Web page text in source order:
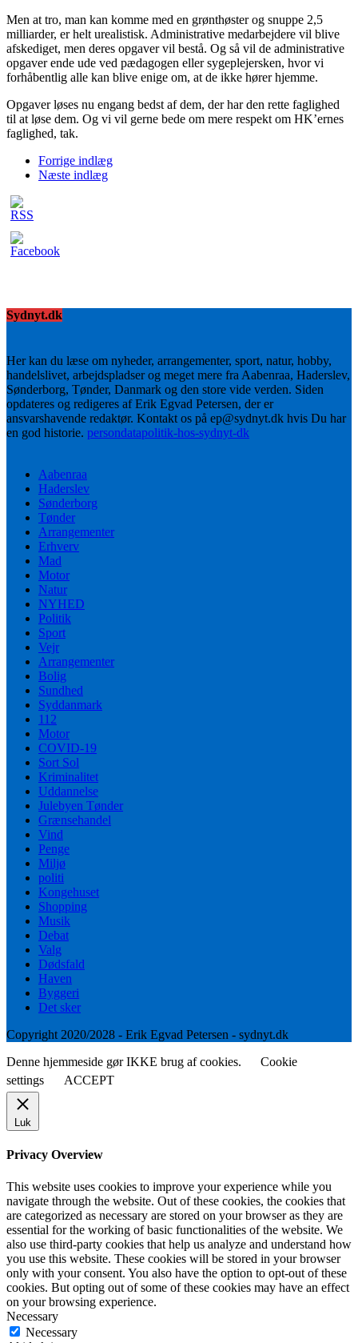
Men at tro, man kan komme med en grønthøster og snuppe 2,5
milliarder, er helt urealistisk. Administrative medarbejdere vil blive
afskediget, men deres opgaver vil bestå. Og så vil de administrative
opgaver ende ude ved pædagogen eller sygeplejersken, hvor vi
forhåbentlig alle kan blive enige om, at de ikke hører hjemme.
Opgaver løses nu engang bedst af dem, der har den rette faglighed
til at løse dem. Og vi vil gerne bede om mere respekt om HK’ernes
faglighed, tak.
Forrige indlæg
Næste indlæg
Sydnyt.dk
Her kan du læse om nyheder, arrangementer, sport, natur, hobby,
handelslivet, arbejdspladser og meget mere fra Aabenraa, Haderslev,
Sønderborg, Tønder, Danmark og den store vide verden. Siden
opdateres og redigeres af Erik Egvad Petersen, der er
ansvarshavende redaktør. Kontakt os på ep@sydnyt.dk hvis Du har
en god historie. persondatapolitik-hos-sydnyt-dk
Aabenraa
Haderslev
Sønderborg
Tønder
Arrangementer
Erhverv
Mad
Motor
Natur
NYHED
Politik
Sport
Vejr
Arrangementer
Bolig
Sundhed
Syddanmark
112
Motor
COVID-19
Sort Sol
Kriminalitet
Uddannelse
Julebyen Tønder
Grænsehandel
Vind
Penge
Miljø
politi
Kongehuset
Shopping
Musik
Debat
Valg
Dødsfald
Haven
Byggeri
Det sker
Copyright 2020/2028 - Erik Egvad Petersen - sydnyt.dk
Denne hjemmeside gør IKKE brug af cookies.
Cookie
settings
ACCEPT
Luk
Privacy Overview
This website uses cookies to improve your experience while you
navigate through the website. Out of these cookies, the cookies that
are categorized as necessary are stored on your browser as they are
essential for the working of basic functionalities of the website. We
also use third-party cookies that help us analyze and understand how
you use this website. These cookies will be stored in your browser
only with your consent. You also have the option to opt-out of these
cookies. But opting out of some of these cookies may have an effect
on your browsing experience.
Necessary
Necessary